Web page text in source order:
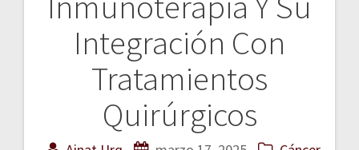
Integración Con
Tratamientos
Quirúrgicos
Navegación
entradas